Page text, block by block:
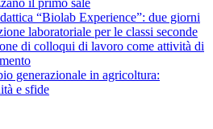
il primo sale
“Biolab Experience”: due giorni
laboratoriale per le classi seconde
di colloqui di lavoro come attività di
generazionale in agricoltura:
e sfide